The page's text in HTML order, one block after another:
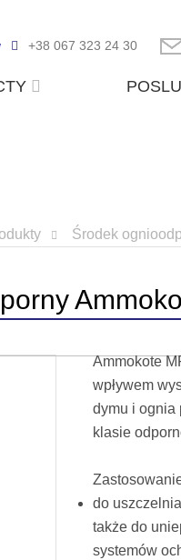
+38 067 323 24 30
Środek
Ammokote
wpływem
dymu i ognia
klasie
do
także do
systemów